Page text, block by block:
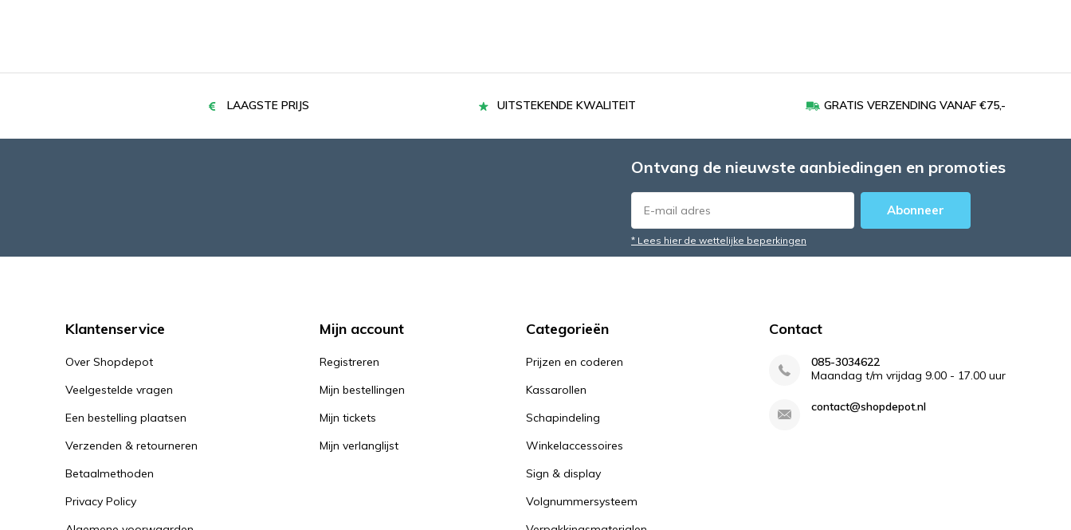
LAAGSTE PRIJS UITSTEKENDE KWALITEIT GRATIS VERZENDING VANAF €75,-
Ontvang de nieuwste aanbiedingen en promoties
Abonneer
* Lees hier de wettelijke beperkingen
Klantenservice
Over Shopdepot
Veelgestelde vragen
Een bestelling plaatsen
Verzenden & retourneren
Betaalmethoden
Privacy Policy
Mijn account
Registreren
Mijn bestellingen
Mijn tickets
Mijn verlanglijst
Categorieën
Prijzen en coderen
Kassarollen
Schapindeling
Winkelaccessoires
Sign & display
Volgnummersysteem
Contact
085-3034622
Maandag t/m vrijdag 9.00 - 17.00 uur
contact@shopdepot.nl